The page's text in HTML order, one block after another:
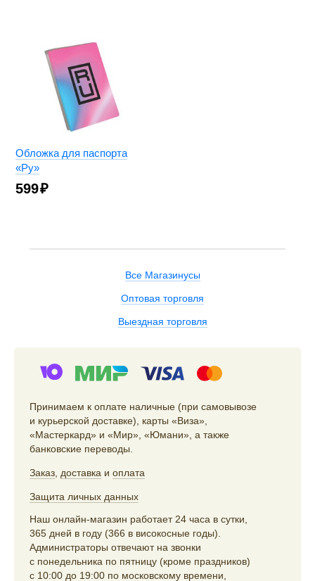
Обложка для паспорта
«Ру»
599₽
Все Магазинусы
Оптовая торговля
Выездная торговля
Принимаем к оплате наличные (при самовывозе
и курьерской доставке), карты «Виза»,
«Мастеркард» и «Мир», «Юмани», а также
банковские переводы.
Заказ доставка и оплата
Защита личных данных
Наш онлайн-магазин работает 24 часа в сутки,
365 дней в году (366 в високосные годы).
Администраторы отвечают на звонки
с понедельника по пятницу (кроме праздников)
с 10:00 до 19:00 по московскому времени,